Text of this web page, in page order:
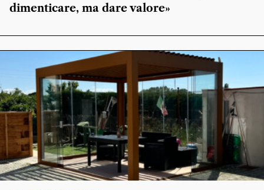
dimenticare, ma dare valore»